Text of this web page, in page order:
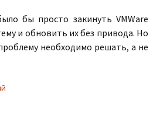
бы просто закинуть VMWare
и обновить их без привода. Но
необходимо решать, а не